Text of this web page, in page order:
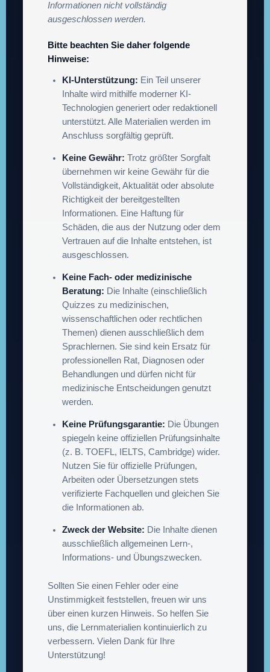
Informationen nicht vollständig
ausgeschlossen werden.
Bitte beachten Sie daher folgende
Hinweise:
KI-Unterstützung: Ein Teil unserer
Inhalte wird mithilfe moderner KI-
Technologien generiert oder redaktionell
unterstützt. Alle Materialien werden im
Anschluss sorgfältig geprüft.
Keine Gewähr: Trotz größter Sorgfalt
übernehmen wir keine Gewähr für die
Vollständigkeit, Aktualität oder absolute
Richtigkeit der bereitgestellten
Informationen. Eine Haftung für
Schäden, die aus der Nutzung oder dem
Vertrauen auf die Inhalte entstehen, ist
ausgeschlossen.
Keine Fach- oder medizinische
Beratung: Die Inhalte (einschließlich
Quizzes zu medizinischen,
wissenschaftlichen oder rechtlichen
Themen) dienen ausschließlich dem
Sprachlernen. Sie sind kein Ersatz für
professionellen Rat, Diagnosen oder
Behandlungen und dürfen nicht für
medizinische Entscheidungen genutzt
werden.
Keine Prüfungsgarantie: Die Übungen
spiegeln keine offiziellen Prüfungsinhalte
(z. B. TOEFL, IELTS, Cambridge) wider.
Nutzen Sie für offizielle Prüfungen,
Arbeiten oder Übersetzungen stets
verifizierte Fachquellen und gleichen Sie
die Informationen ab.
Zweck der Website: Die Inhalte dienen
ausschließlich allgemeinen Lern-,
Informations- und Übungszwecken.
Sollten Sie einen Fehler oder eine
Unstimmigkeit feststellen, freuen wir uns
über einen kurzen Hinweis. So helfen Sie
uns, die Lernmaterialien kontinuierlich zu
verbessern. Vielen Dank für Ihre
Unterstützung!